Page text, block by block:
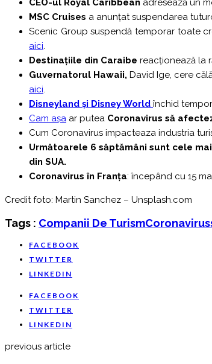
CEO-ul Royal Caribbean adresează un
MSC Cruises a anunțat suspendarea
Scenic Group suspendă temporar toate
aici.
Destinațiile din Caraibe reacționează la
Guvernatorul Hawaii, David Ige, cere
aici.
Disneyland și Disney World închid
Cam așa ar putea Coronavirus să
Cum Coronavirus impacteaza industria
Următoarele 6 săptămâni sunt cele
din SUA.
Coronavirus în Franța: începând cu 15
Credit foto: Martin Sanchez – Unsplash.com
Tags : Companii De TurismCoronavirus
FACEBOOK
TWITTER
LINKEDIN
FACEBOOK
TWITTER
LINKEDIN
previous article